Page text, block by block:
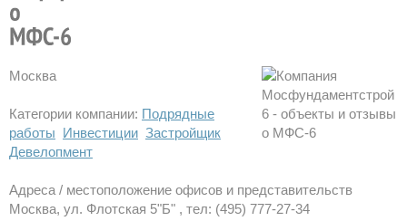
Москва
Категории компании: Подрядные
работы Инвестиции Застройщик
Девелопмент
Адреса / местоположение офисов и представительств
Москва, ул. Флотская 5"Б" , тел: (495) 777-27-34